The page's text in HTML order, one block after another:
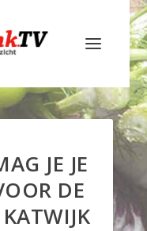
JE JE
DE